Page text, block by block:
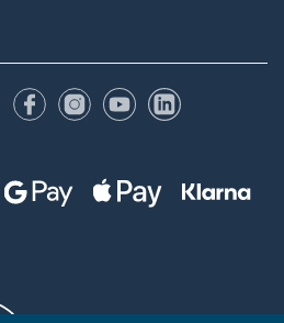
FacebookInstagram
YouTubeLinkedIn